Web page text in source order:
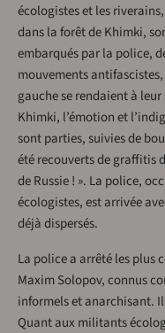
écologistes et les
dans la forêt de Khimki,
embarqués par la police,
mouvements
gauche se rendaient à
Khimki, l’émotion et
sont parties, suivies de
été recouverts de graffitis
de Russie ! ». La police,
écologistes, est arrivée
déjà dispersés.
La police a arrêté les plus
Maxim Solopov, connus
informels et anarchisant.
Quant aux militants